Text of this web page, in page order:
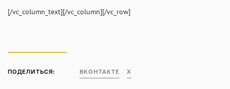
[/vc_column_text][/vc_column][/vc_row]
ПОДЕЛИТЬСЯ: ВКОНТАКТЕ X